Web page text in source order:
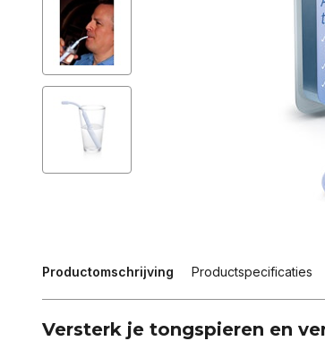
Productomschrijving Productspecificaties
Versterk je tongspieren en